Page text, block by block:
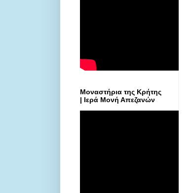
Μοναστήρια της Κρήτης
| Ιερά Μονή Απεζανών